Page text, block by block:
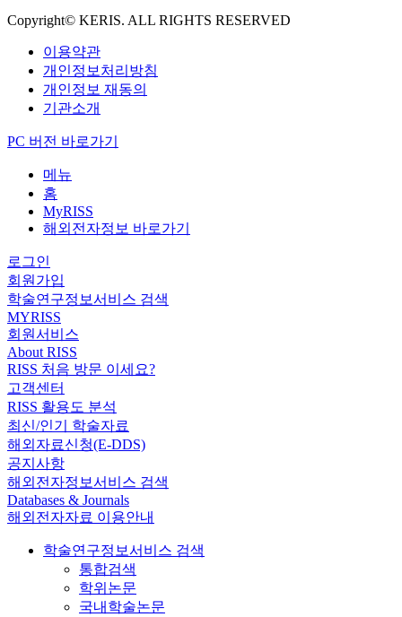
Copyright© KERIS. ALL RIGHTS RESERVED
이용약관
개인정보처리방침
개인정보 재동의
기관소개
PC 버전 바로가기
메뉴
홈
MyRISS
해외전자정보 바로가기
로그인
회원가입
학술연구정보서비스 검색
MYRISS
회원서비스
About RISS
RISS 처음 방문 이세요?
고객센터
RISS 활용도 분석
최신/인기 학술자료
해외자료신청(E-DDS)
공지사항
해외전자정보서비스 검색
Databases & Journals
해외전자자료 이용안내
학술연구정보서비스 검색
통합검색
학위논문
국내학술논문